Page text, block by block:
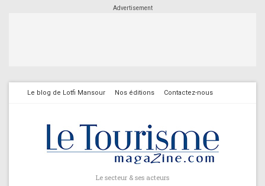
Advertisement
Le blog de Lotfi Mansour Nos éditions Contactez-nous
Le secteur & ses acteurs